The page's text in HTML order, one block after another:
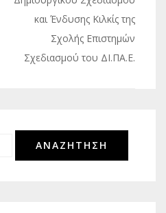
και Ένδυσης Κιλκίς της
Σχολής Επιστημών
Σχεδιασμού του ΔΙ.ΠΑ.Ε.